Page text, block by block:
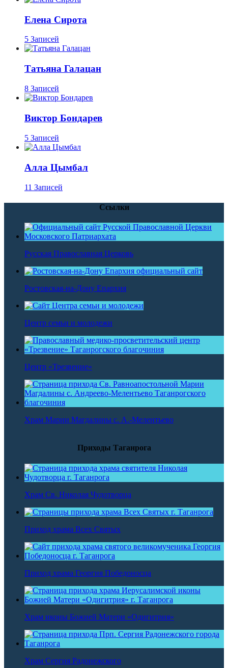
Елена Сирота
5 Записей
Татьяна Галацан
8 Записей
Виктор Бондарев
5 Записей
Алла Цымбал
11 Записей
Ссылки
Русская Православная Церковь
Ростовская-на-Дону Епархия
Центр семьи и молодежи
Центр «Трезвение»
Храм Марии Магдалины с. А.-Мелентьево
Приходы Таганрога
Храм Св. Николая Чудотворца
Приход храма Всех Святых
Приход храма Георгия Победоносца
Храм иконы Божией Матери «Одигитрия»
Храм Сергия Радонежского